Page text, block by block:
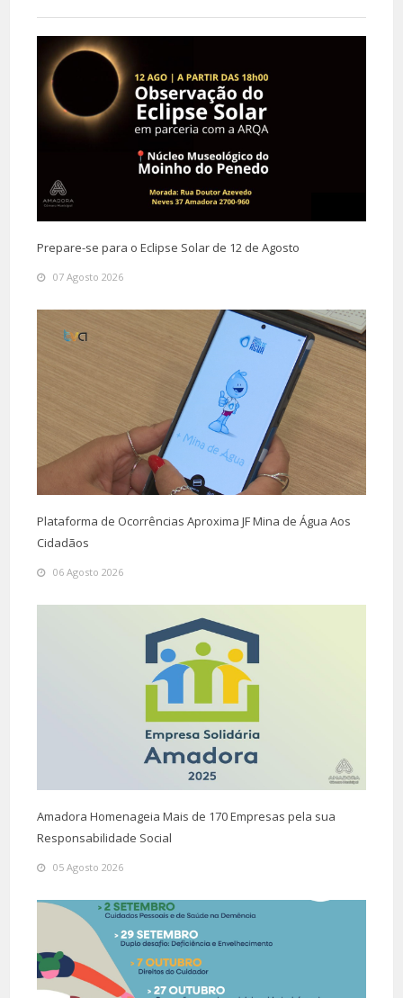
Prepare-se para o Eclipse Solar de 12 de Agosto
07 Agosto 2026
Plataforma de Ocorrências Aproxima JF Mina de Água Aos
Cidadãos
06 Agosto 2026
Amadora Homenageia Mais de 170 Empresas pela sua
Responsabilidade Social
05 Agosto 2026